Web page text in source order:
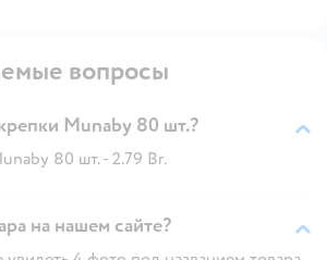
вопросы
Munaby 80 шт.?
80 шт. - 2.79 Br.
на нашем сайте?